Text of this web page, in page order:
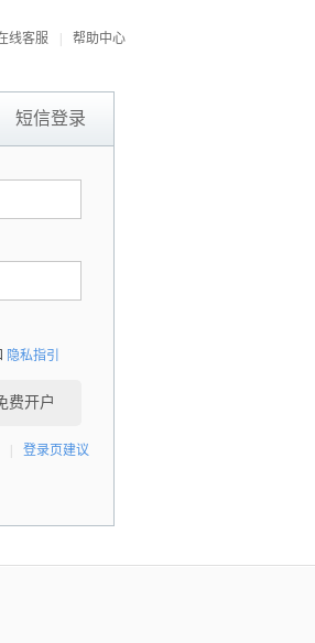
线客服 帮助中心
短信登录
隐私指引
费开户
登录页建议